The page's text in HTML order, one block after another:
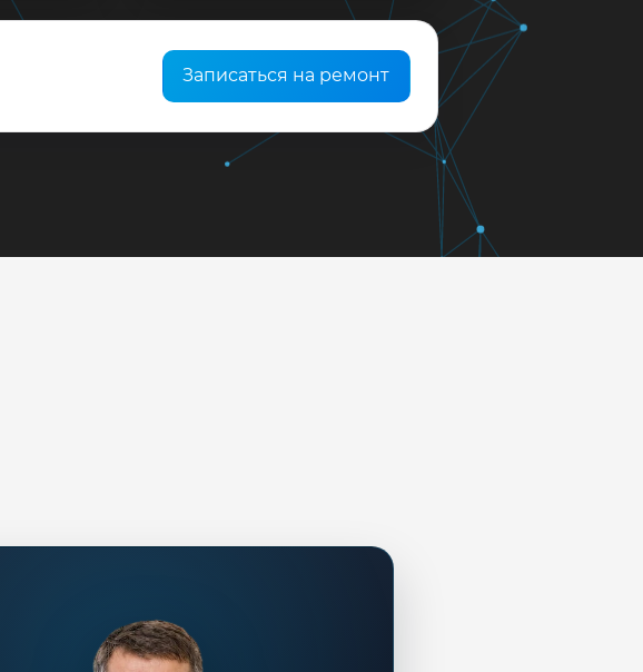
Записаться на ремонт